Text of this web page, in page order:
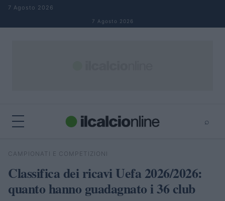
Salta al contenuto
7 Agosto 2026
7 Agosto 2026
⌕
Cerca
CAMPIONATI E COMPETIZIONI
Classifica dei ricavi Uefa 2026/2026:
quanto hanno guadagnato i 36 club